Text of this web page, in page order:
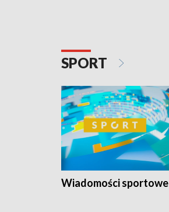
SPORT
Wiadomości sportowe